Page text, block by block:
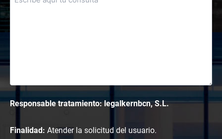
Responsable tratamiento: legalkernbcn, S.L.
Finalidad: Atender la solicitud del usuario.